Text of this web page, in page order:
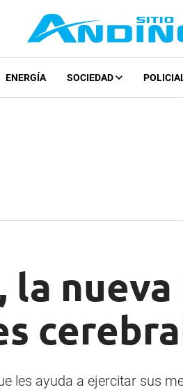
ENERGÍA SOCIEDAD
la
les ayuda a ejercitar sus